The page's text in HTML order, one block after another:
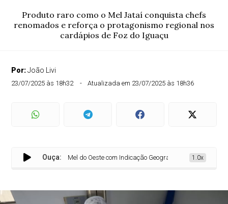
Produto raro como o Mel Jataí conquista chefs
renomados e reforça o protagonismo regional nos
cardápios de Foz do Iguaçu
Por:João Livi
23/07/2025 às 18h32 Atualizada em 23/07/2025 às 18h36
Ouça:Mel do Oeste com Indicação Geográfica impulsiona
1.0x